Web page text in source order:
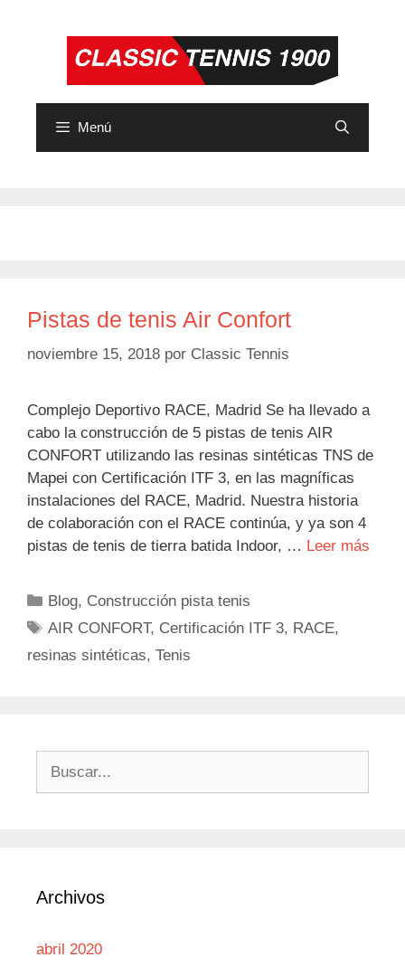
Menú
Pistas de tenis Air Confort
noviembre 15, 2018 por Classic Tennis
Complejo Deportivo RACE, Madrid Se ha llevado a
cabo la construcción de 5 pistas de tenis AIR
CONFORT utilizando las resinas sintéticas TNS de
Mapei con Certificación ITF 3, en las magníficas
instalaciones del RACE, Madrid. Nuestra historia
de colaboración con el RACE continúa, y ya son 4
pistas de tenis de tierra batida Indoor, … Leer más
Categorías
Blog, Construcción pista tenis
Etiquetas
AIR CONFORT, Certificación ITF 3, RACE,
resinas sintéticas, Tenis
Archivos
abril 2020